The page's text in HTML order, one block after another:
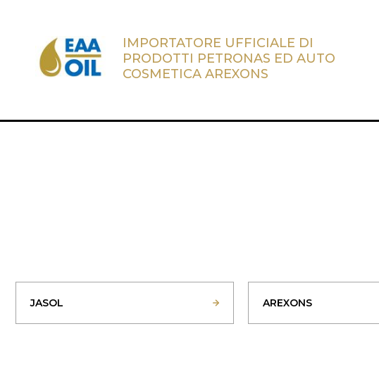
IMPORTATORE UFFICIALE DI
PRODOTTI PETRONAS ED AUTO
COSMETICA AREXONS
JASOL AREXONS